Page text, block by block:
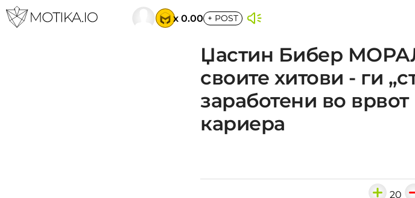
x 0.00 + POST
Џастин Бибер
своите хитови - ги
заработени во врвот
кариера
20